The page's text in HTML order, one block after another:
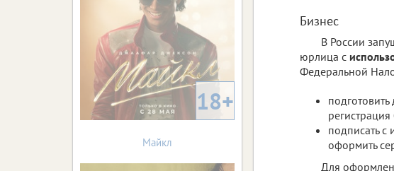
Бизнес
В России
юрлица с
Федеральной
подписать
оформить
Для
18+
Майкл